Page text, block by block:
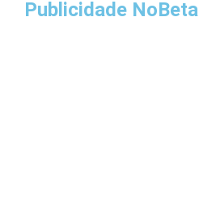
Publicidade NoBeta